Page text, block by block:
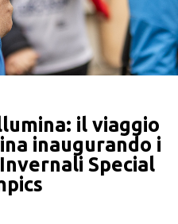
il viaggio
inaugurando i
Special